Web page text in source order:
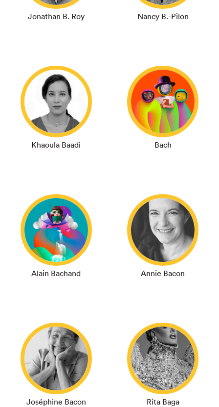
Jonathan B. Roy Nancy B.-Pilon
Khaoula Baadi Bach
Alain Bachand Annie Bacon
Joséphine Bacon Rita Baga